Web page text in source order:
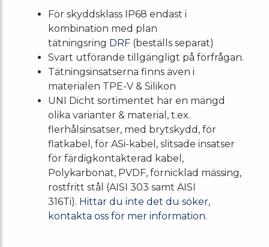
För skyddsklass IP68 endast i
kombination med plan
tätningsring DRF (beställs separat)
Svart utförande tillgängligt på förfrågan.
Tätningsinsatserna finns även i
materialen TPE-V & Silikon
UNI Dicht sortimentet har en mängd
olika varianter & material, t.ex.
flerhålsinsatser, med brytskydd, för
flatkabel, för ASi-kabel, slitsade insatser
för färdigkontakterad kabel,
Polykarbonat, PVDF, förnicklad mässing,
rostfritt stål (AISI 303 samt AISI
316Ti). Hittar du inte det du söker,
kontakta oss för mer information.